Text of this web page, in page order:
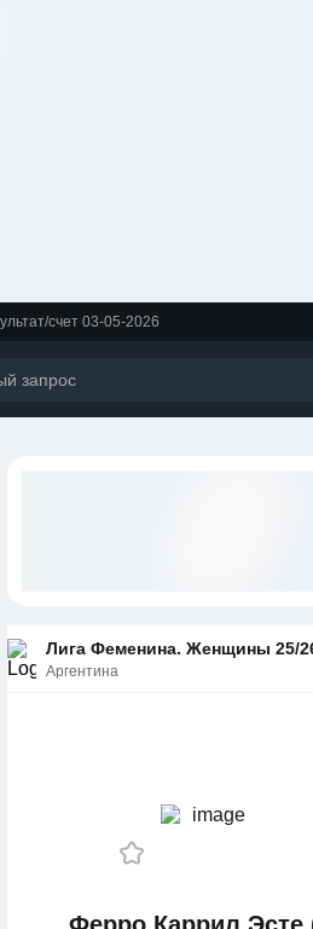
счет 03-05-2026
Лига Феменина. Женщины 25/
Аргентина